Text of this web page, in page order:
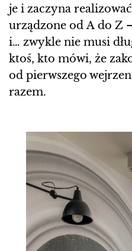
je i zaczyna
urządzone od A do Z
i… zwykle nie musi
ktoś, kto mówi, że
od pierwszego
razem.